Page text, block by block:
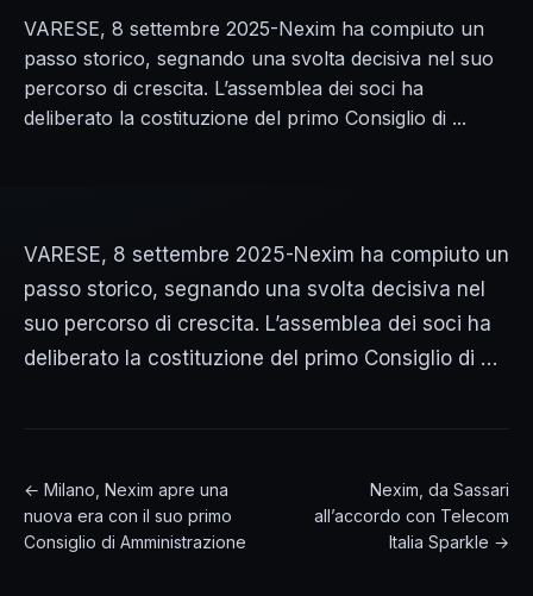
VARESE, 8 settembre 2025-Nexim ha compiuto un
passo storico, segnando una svolta decisiva nel suo
percorso di crescita. L’assemblea dei soci ha
deliberato la costituzione del primo Consiglio di ...
VARESE, 8 settembre 2025-Nexim ha compiuto un
passo storico, segnando una svolta decisiva nel
suo percorso di crescita. L’assemblea dei soci ha
deliberato la costituzione del primo Consiglio di …
← Milano, Nexim apre una
nuova era con il suo primo
Consiglio di Amministrazione
Nexim, da Sassari
all’accordo con Telecom
Italia Sparkle →